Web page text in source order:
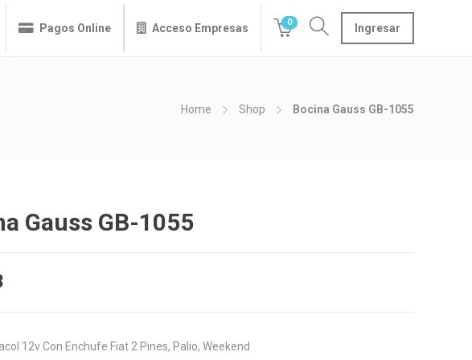
Pagos Online Acceso Empresas 0 Ingresar
Home Shop Bocina Gauss GB-1055
Gauss GB-1055
12v Con Enchufe Fiat 2 Pines, Palio, Weekend